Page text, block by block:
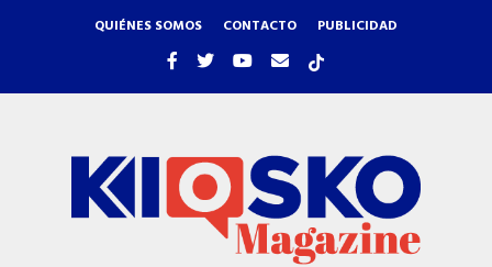
QUIÉNES SOMOS CONTACTO PUBLICIDAD